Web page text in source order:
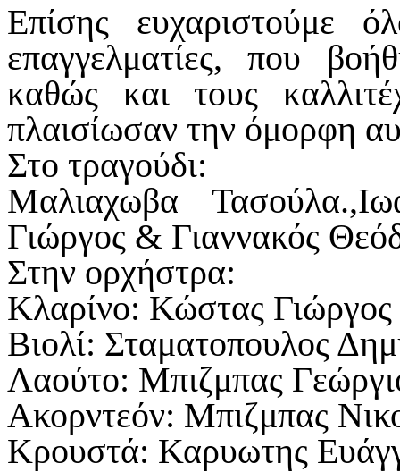
Επίσης ευχαριστούμε
επαγγελματίες, που
καθώς και τους
πλαισίωσαν την όμορφη
Στο τραγούδι:
Μαλιαχωβα
Γιώργος & Γιαννακός
Στην ορχήστρα:
Κλαρίνο: Κώστας Γιώργος
Βιολί: Σταματοπουλος
Λαούτο: Μπιζμπας
Ακορντεόν: Μπιζμπας
Κρουστά: Καρυωτης